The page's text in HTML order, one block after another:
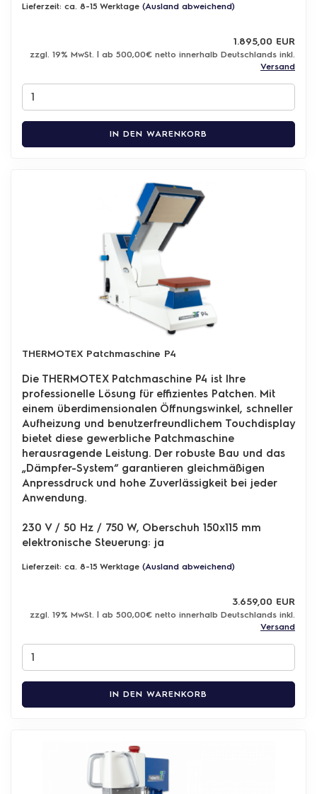
Lieferzeit: ca. 8-15 Werktage (Ausland abweichend)
1.895,00 EUR
zzgl. 19% MwSt. | ab 500,00€ netto innerhalb Deutschlands inkl.
Versand
IN DEN WARENKORB
THERMOTEX Patchmaschine P4
Die THERMOTEX Patchmaschine P4 ist Ihre
professionelle Lösung für effizientes Patchen. Mit
einem überdimensionalen Öffnungswinkel, schneller
Aufheizung und benutzerfreundlichem Touchdisplay
bietet diese gewerbliche Patchmaschine
herausragende Leistung. Der robuste Bau und das
„Dämpfer-System“ garantieren gleichmäßigen
Anpressdruck und hohe Zuverlässigkeit bei jeder
Anwendung.
230 V / 50 Hz / 750 W, Oberschuh 150x115 mm
elektronische Steuerung: ja
Lieferzeit: ca. 8-15 Werktage (Ausland abweichend)
3.659,00 EUR
zzgl. 19% MwSt. | ab 500,00€ netto innerhalb Deutschlands inkl.
Versand
IN DEN WARENKORB